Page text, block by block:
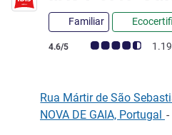
Familiar
Classificação clientes Avis
4.6/5
Rua Mártir de São
NOVA DE GAIA, Portugal -